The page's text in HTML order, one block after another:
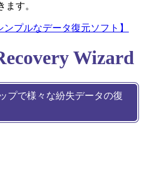
す。
プルなデータ復元ソフト】
Wizard
プで様々な紛失データの復